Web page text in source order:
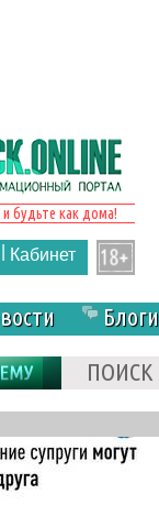
и будьте как дома!
Кабинет
Блоги
ПОИСК